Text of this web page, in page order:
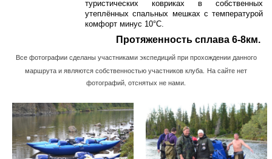
туристических ковриках в собственных
утеплённых спальных мешках с температурой
комфорт минус 10°С.
Протяженность сплава 6-8км.
Все фотографии сделаны участниками экспедиций при прохождении данного
маршрута и являются собственностью участников клуба. На сайте нет
фотографий, отснятых не нами.